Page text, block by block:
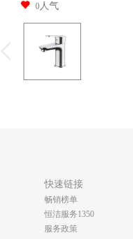
0人气
快速链接
畅销榜单
恒洁服务1350
服务政策